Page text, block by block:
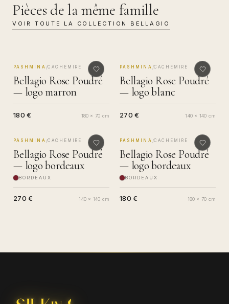
Pièces de la même famille
VOIR TOUTE LA COLLECTION BELLAGIO
MADE IN COMO
PASHMINA /CACHEMIRE
Bellagio Rose Poudré
— logo marron
180 € 180 x 70 cm
MADE IN COMO
PASHMINA /CACHEMIRE
Bellagio Rose Poudré
— logo blanc
270 € 140 x 140 cm
MADE IN COMO
PASHMINA /CACHEMIRE
Bellagio Rose Poudré
— logo bordeaux
BORDEAUX
270 € 140 x 140 cm
MADE IN COMO
PASHMINA /CACHEMIRE
Bellagio Rose Poudré
— logo bordeaux
BORDEAUX
180 € 180 x 70 cm